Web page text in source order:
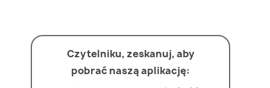
Czytelniku, zeskanuj, aby
pobrać naszą aplikację: